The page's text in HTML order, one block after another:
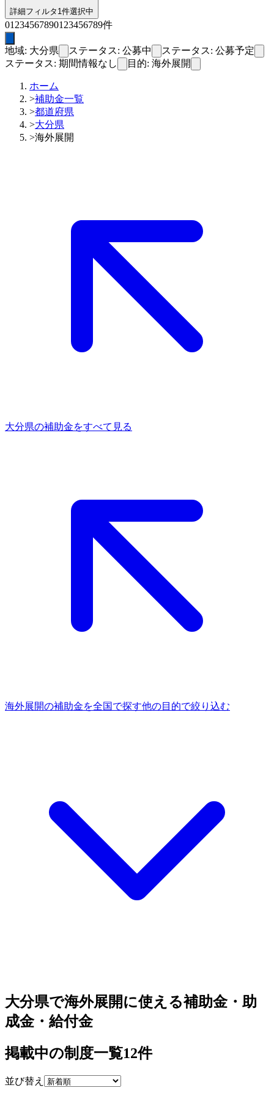
詳細フィルタ 1件選択中
01 2345678901 23456789件
地域: 大分県 ステータス: 公募中
ステータス: 公募予定
ステータス: 期間情報なし
目的: 海外展開
ホーム
>補助金一覧
>都道府県
>大分県
>海外展開
大分県の補助金をすべて見る
海外展開の補助金を全国で探す他の目的で絞り込む
大分県で海外展開に使える補助金・助
成金・給付金
掲載中の制度一覧12件
並び替え